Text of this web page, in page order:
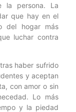
la persona. La
que hay en el
del hogar más
luchar contra
haber sufrido
y aceptan
con amor o sin
Lo más
y la piedad